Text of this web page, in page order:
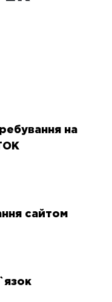
на
сайтом